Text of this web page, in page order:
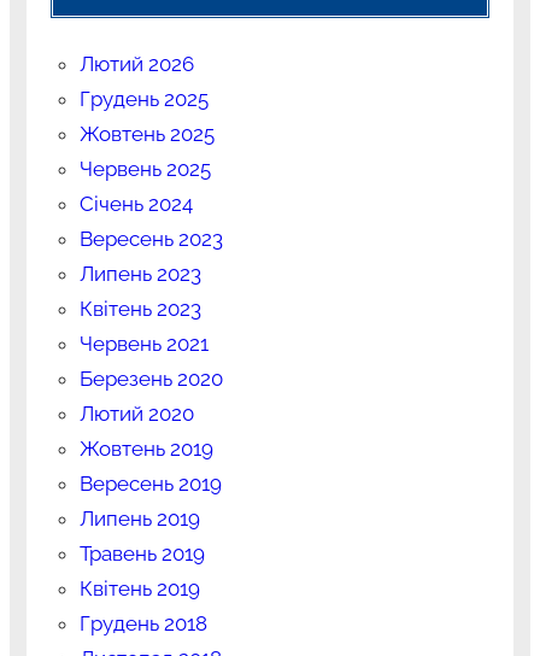
Лютий 2026
Грудень 2025
Жовтень 2025
Червень 2025
Січень 2024
Вересень 2023
Липень 2023
Квітень 2023
Червень 2021
Березень 2020
Лютий 2020
Жовтень 2019
Вересень 2019
Липень 2019
Травень 2019
Квітень 2019
Грудень 2018